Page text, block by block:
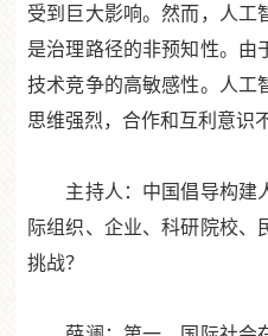
受到巨大影响。然而，人工
是治理路径的非预知性。由
技术竞争的高敏感性。人工
思维强烈，合作和互利意识
主持人：中国倡导构建人
际组织、企业、科研院校
挑战？